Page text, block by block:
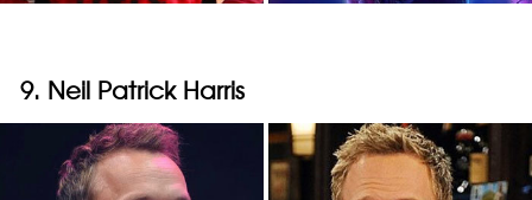
9. Neil Patrick Harris